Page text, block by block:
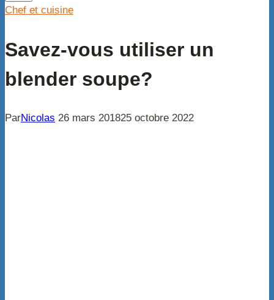
Chef et cuisine
Savez-vous utiliser un
blender soupe?
ParNicolas 26 mars 201825 octobre 2022